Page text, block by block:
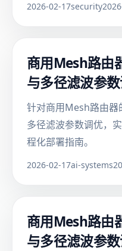
2026-02-17security
商用Mesh路由
与多径滤波参
针对商用Mesh路由器
多径滤波参数调优，
程化部署指南。
2026-02-17ai-systems
商用Mesh路由
与多径滤波参